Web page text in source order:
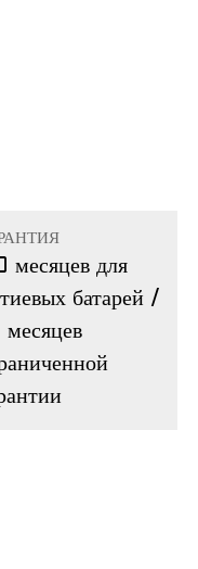
месяцев для
батарей /
месяцев